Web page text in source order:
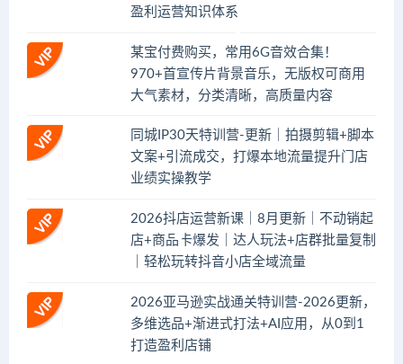
盈利运营知识体系
某宝付费购买，常用6G音效合集！
970+首宣传片背景音乐，无版权可商用
大气素材，分类清晰，高质量内容
同城IP30天特训营-更新｜拍摄剪辑+脚本
文案+引流成交，打爆本地流量提升门店
业绩实操教学
2026抖店运营新课｜8月更新｜不动销起
店+商品卡爆发｜达人玩法+店群批量复制
｜轻松玩转抖音小店全域流量
2026亚马逊实战通关特训营-2026更新，
多维选品+渐进式打法+AI应用，从0到1
打造盈利店铺